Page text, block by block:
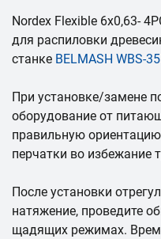
Nordex Flexible 6х0,63-
для распиловки
станке BELMASH WBS-
При установке/замене
оборудование от
правильную
перчатки во избежание
После установки
натяжение, проведите
щадящих режимах.